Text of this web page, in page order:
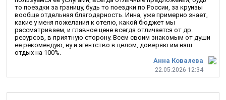
Анна Ковалева
22.05.2026 12:34
то поездки за границу, будь то поездки по России, за круизы
вообще отдельная благодарность. Инна, уже примерно знает,
какие у меня пожелания к отелю, какой бюджет мы
рассматриваем, и главное цене всегда отличается от др.
ресурсов, в приятную сторону. Всем своим знакомым от души
ее рекомендую, ну и агентство в целом, доверяю им наш
отдых на 100%.